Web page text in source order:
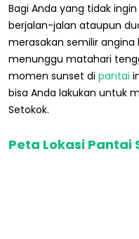
Bagi Anda yang tidak
berjalan-jalan ataupun
merasakan semilir
menunggu matahari
momen sunset di pantai
bisa Anda lakukan untuk
Setokok.
Peta Lokasi Pantai